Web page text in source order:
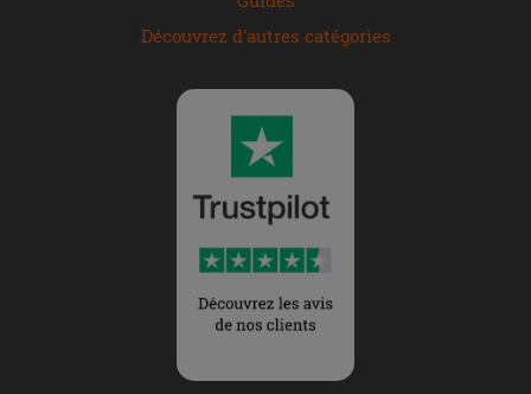
Découvrez d'autres catégories